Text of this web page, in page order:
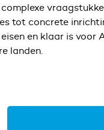
tot concrete
en klaar is voor
landen.